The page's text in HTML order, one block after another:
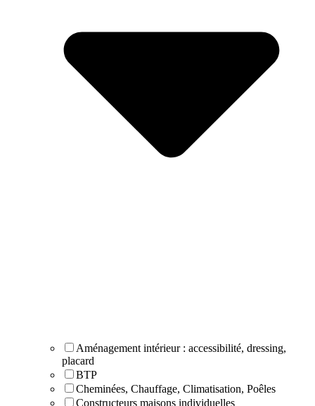
Aménagement intérieur : accessibilité, dressing,
placard
BTP
Cheminées, Chauffage, Climatisation, Poêles
Constructeurs maisons individuelles